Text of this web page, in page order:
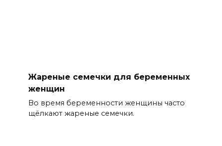
Жареные семечки для беременных
женщин
Во время беременности женщины часто
щёлкают жареные семечки.